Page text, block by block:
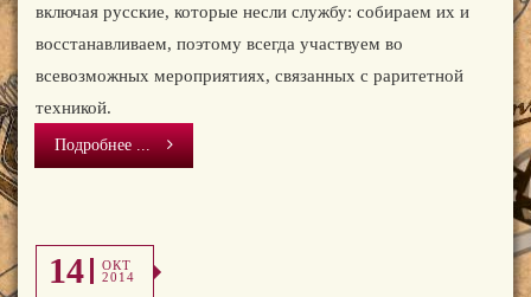
включая русские, которые несли службу: собираем их и
восстанавливаем, поэтому всегда участвуем во
всевозможных мероприятиях, связанных с раритетной
техникой.
Подробнее ...
14
ОКТ
2014